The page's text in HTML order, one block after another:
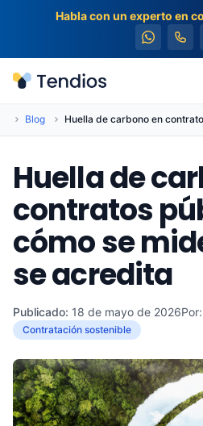
Habla con un experto en
Tendios
Blog Huella de carbono en
Huella de
contratos
cómo se
se acredita
Publicado: 18 de mayo de 2026Por:
Contratación sostenible